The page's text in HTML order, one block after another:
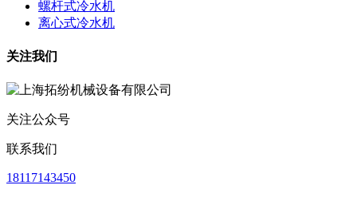
螺杆式冷水机
离心式冷水机
关注我们
关注公众号
联系我们
18117143450